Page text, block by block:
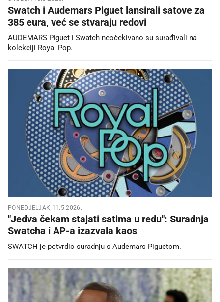
Swatch i Audemars Piguet lansirali satove za
385 eura, već se stvaraju redovi
AUDEMARS Piguet i Swatch neočekivano su surađivali na
kolekciji Royal Pop.
PONEDJELJAK 11.5.2026.
"Jedva čekam stajati satima u redu": Suradnja
Swatcha i AP-a izazvala kaos
SWATCH je potvrdio suradnju s Audemars Piguetom.